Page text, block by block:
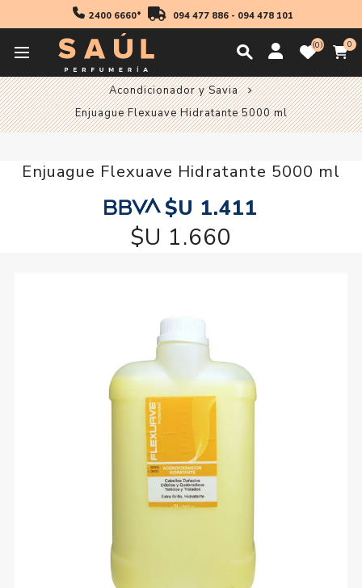
2400 6660* 094 477 886- 094 478 101
0 0
Inicio Cabello
Acondicionador y Savia
Enjuague Flexuave Hidratante 5000 ml
Enjuague Flexuave Hidratante 5000 ml
$U 1.411
$U 1.660